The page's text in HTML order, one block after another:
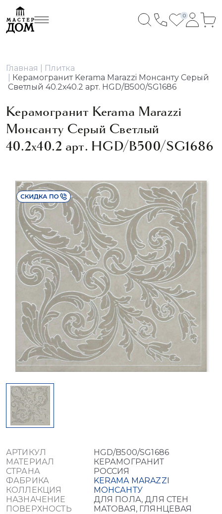
0
Главная
Плитка
Керамогранит Kerama Marazzi Монсанту Серый
Светлый 40.2x40.2 арт. HGD/B500/SG1686
Керамогранит Kerama Marazzi
Монсанту Серый Светлый
40.2x40.2 арт. HGD/B500/SG1686
АРТИКУЛ
HGD/B500/SG1686
МАТЕРИАЛ
КЕРАМОГРАНИТ
СТРАНА
РОССИЯ
ФАБРИКА
KERAMA MARAZZI
КОЛЛЕКЦИЯ
МОНСАНТУ
НАЗНАЧЕНИЕ
ДЛЯ ПОЛА, ДЛЯ СТЕН
ПОВЕРХНОСТЬ
МАТОВАЯ, ГЛЯНЦЕВАЯ